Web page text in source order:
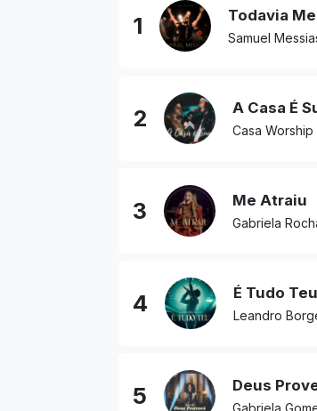
1 Todavia
Samuel
2 A Casa É
Casa Worship
3 Me Atraiu
Gabriela
4 É Tudo Teu
Leandro
5 Deus
Gabriela